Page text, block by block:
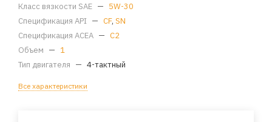
Класс вязкости SAE — 5W-30
Спецификация API — CF, SN
Спецификация ACEA — C2
Объем — 1
Тип двигателя — 4-тактный
Все характеристики